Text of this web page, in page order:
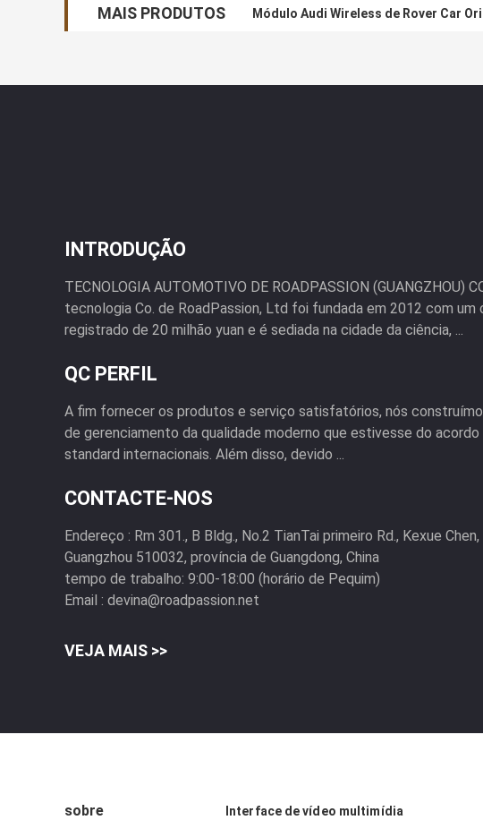
MAIS PRODUTOS Módulo Audi Wireless de Rover Car
INTRODUÇÃO
TECNOLOGIA AUTOMOTIVO DE ROADPASSION (GUANGZHOU)
tecnologia Co. de RoadPassion, Ltd foi fundada em 2012 com um
registrado de 20 milhão yuan e é sediada na cidade da ciência, ...
QC PERFIL
A fim fornecer os produtos e serviço satisfatórios, nós
de gerenciamento da qualidade moderno que estivesse do
standard internacionais. Além disso, devido ...
CONTACTE-NOS
Endereço : Rm 301., B Bldg., No.2 TianTai primeiro Rd., Kexue
Guangzhou 510032, província de Guangdong, China
tempo de trabalho: 9:00-18:00 (horário de Pequim)
Email : devina@roadpassion.net
VEJA MAIS >>
sobre Interface de vídeo multimídia